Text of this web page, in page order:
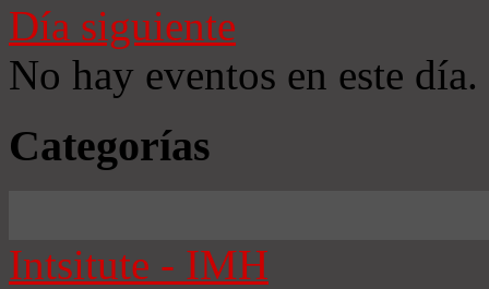
Día siguiente
No hay eventos en este día.
Categorías
Intsitute - IMH